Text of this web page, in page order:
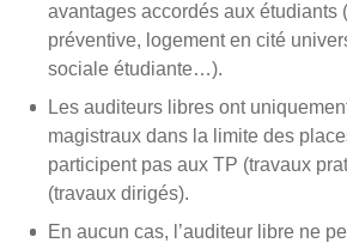
avantages accordés aux étudiants
préventive, logement en cité
sociale étudiante…).
Les auditeurs libres ont
magistraux dans la limite des
participent pas aux TP (travaux
(travaux dirigés).
En aucun cas, l’auditeur libre ne